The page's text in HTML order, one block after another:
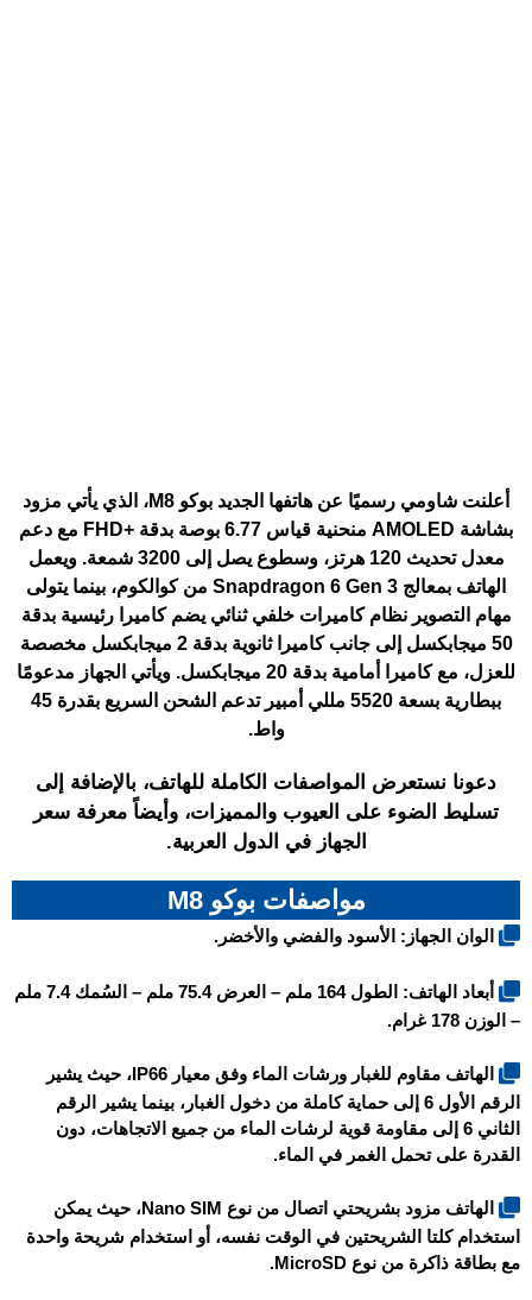
أعلنت شاومي رسميًا عن هاتفها الجديد بوكو M8
، الذي يأتي مزود
بشاشة AMOLED منحنية قياس 6.77 بوصة بدقة +FHD مع دعم
معدل تحديث 120 هرتز، وسطوع يصل إلى 3200 شمعة. ويعمل
الهاتف بمعالج Snapdragon 6 Gen 3 من كوالكوم، بينما يتولى
مهام التصوير نظام كاميرات خلفي ثنائي يضم كاميرا رئيسية بدقة
50 ميجابكسل إلى جانب كاميرا ثانوية بدقة 2 ميجابكسل مخصصة
للعزل، مع كاميرا أمامية بدقة 20 ميجابكسل. ويأتي الجهاز مدعومًا
ببطارية بسعة 5520 مللي أمبير تدعم الشحن السريع بقدرة 45
واط.
دعونا نستعرض المواصفات الكاملة للهاتف، بالإضافة إلى
تسليط الضوء على العيوب والمميزات، وأيضاً معرفة سعر
الجهاز في الدول العربية.
مواصفات بوكو M8
الوان الجهاز: الأسود والفضي والأخضر.
أبعاد الهاتف: الطول 164 ملم – العرض 75.4 ملم – السُمك 7.4 ملم
– الوزن 178 غرام.
الهاتف مقاوم للغبار ورشات الماء وفق معيار IP66، حيث يشير
الرقم الأول 6 إلى حماية كاملة من دخول الغبار، بينما يشير الرقم
الثاني 6 إلى مقاومة قوية لرشات الماء من جميع الاتجاهات، دون
القدرة على تحمل الغمر في الماء.
الهاتف مزود بشريحتي اتصال من نوع Nano SIM، حيث يمكن
استخدام كلتا الشريحتين في الوقت نفسه، أو استخدام شريحة واحدة
مع بطاقة ذاكرة من نوع MicroSD.